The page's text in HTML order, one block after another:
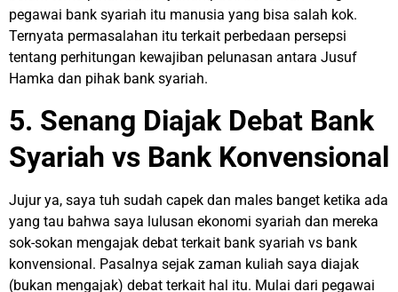
pegawai bank syariah itu manusia yang bisa salah kok.
Ternyata permasalahan itu terkait perbedaan persepsi
tentang perhitungan kewajiban pelunasan antara Jusuf
Hamka dan pihak bank syariah.
5. Senang Diajak Debat Bank
Syariah vs Bank Konvensional
Jujur ya, saya tuh sudah capek dan males banget ketika ada
yang tau bahwa saya lulusan ekonomi syariah dan mereka
sok-sokan mengajak debat terkait bank syariah vs bank
konvensional. Pasalnya sejak zaman kuliah saya diajak
(bukan mengajak) debat terkait hal itu. Mulai dari pegawai